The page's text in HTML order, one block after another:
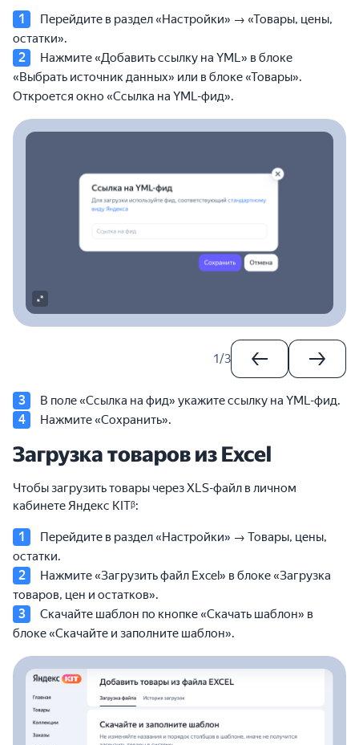
Перейдите в раздел «Настройки» → «Товары, цены,
остатки».
Нажмите «Добавить ссылку на YML» в блоке
«Выбрать источник данных» или в блоке «Товары».
Откроется окно «Ссылка на YML-фид».
1/3
В поле «Ссылка на фид» укажите ссылку на YML-фид.
Нажмите «Сохранить».
Загрузка товаров из Excel
Чтобы загрузить товары через XLS-файл в личном
кабинете Яндекс KITᵝ:
Перейдите в раздел «Настройки» → Товары, цены,
остатки.
Нажмите «Загрузить файл Excel» в блоке «Загрузка
товаров, цен и остатков».
Скачайте шаблон по кнопке «Скачать шаблон» в
блоке «Скачайте и заполните шаблон».